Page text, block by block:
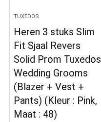
TUXEDOS
Heren 3 stuks Slim
Fit Sjaal Revers
Solid Prom Tuxedos
Wedding Grooms
(Blazer + Vest +
Pants) (Kleur : Pink,
Maat : 48)